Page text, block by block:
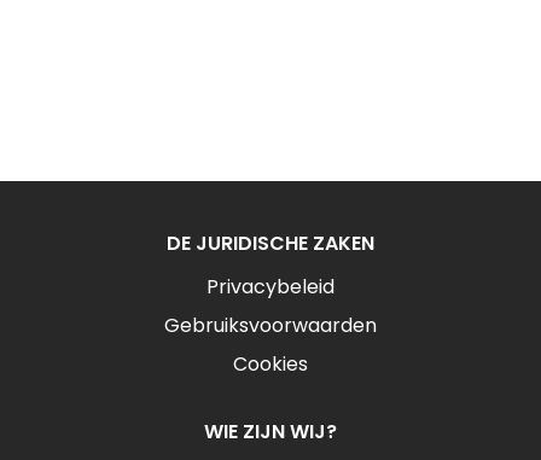
DE JURIDISCHE ZAKEN
Privacybeleid
Gebruiksvoorwaarden
Cookies
WIE ZIJN WIJ?